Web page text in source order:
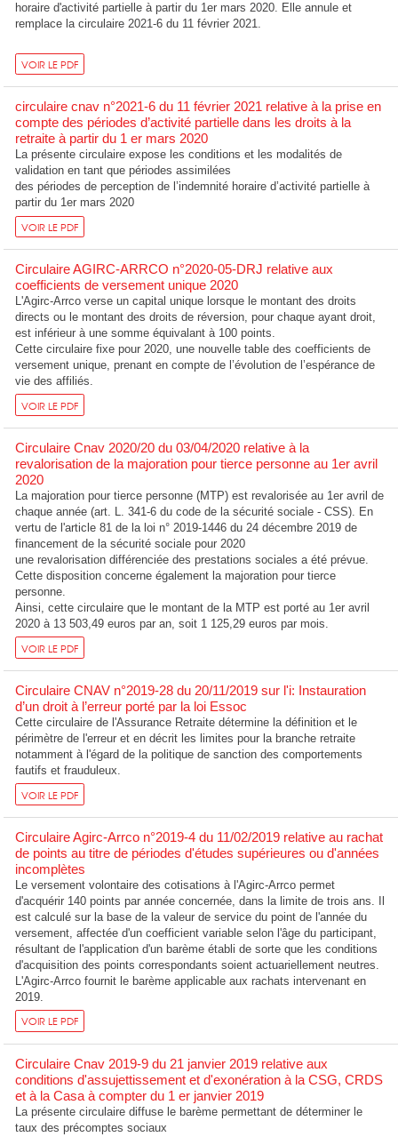
horaire d'activité partielle à partir du 1er mars 2020. Elle annule et
remplace la circulaire 2021-6 du 11 février 2021.
VOIR LE PDF
circulaire cnav n°2021-6 du 11 février 2021 relative à la prise en
compte des périodes d’activité partielle dans les droits à la
retraite à partir du 1 er mars 2020
La présente circulaire expose les conditions et les modalités de
validation en tant que périodes assimilées
des périodes de perception de l’indemnité horaire d’activité partielle à
partir du 1er mars 2020
VOIR LE PDF
Circulaire AGIRC-ARRCO n°2020-05-DRJ relative aux
coefficients de versement unique 2020
L'Agirc-Arrco verse un capital unique lorsque le montant des droits
directs ou le montant des droits de réversion, pour chaque ayant droit,
est inférieur à une somme équivalant à 100 points.
Cette circulaire fixe pour 2020, une nouvelle table des coefficients de
versement unique, prenant en compte de l’évolution de l’espérance de
vie des affiliés.
VOIR LE PDF
Circulaire Cnav 2020/20 du 03/04/2020 relative à la
revalorisation de la majoration pour tierce personne au 1er avril
2020
La majoration pour tierce personne (MTP) est revalorisée au 1er avril de
chaque année (art. L. 341-6 du code de la sécurité sociale - CSS). En
vertu de l'article 81 de la loi n° 2019-1446 du 24 décembre 2019 de
financement de la sécurité sociale pour 2020
une revalorisation différenciée des prestations sociales a été prévue.
Cette disposition concerne également la majoration pour tierce
personne.
Ainsi, cette circulaire que le montant de la MTP est porté au 1er avril
2020 à 13 503,49 euros par an, soit 1 125,29 euros par mois.
VOIR LE PDF
Circulaire CNAV n°2019-28 du 20/11/2019 sur l'i: Instauration
d’un droit à l’erreur porté par la loi Essoc
Cette circulaire de l'Assurance Retraite détermine la définition et le
périmètre de l'erreur et en décrit les limites pour la branche retraite
notamment à l'égard de la politique de sanction des comportements
fautifs et frauduleux.
VOIR LE PDF
Circulaire Agirc-Arrco n°2019-4 du 11/02/2019 relative au rachat
de points au titre de périodes d'études supérieures ou d'années
incomplètes
Le versement volontaire des cotisations à l'Agirc-Arrco permet
d'acquérir 140 points par année concernée, dans la limite de trois ans. Il
est calculé sur la base de la valeur de service du point de l'année du
versement, affectée d'un coefficient variable selon l'âge du participant,
résultant de l'application d'un barème établi de sorte que les conditions
d'acquisition des points correspondants soient actuariellement neutres.
L'Agirc-Arrco fournit le barème applicable aux rachats intervenant en
2019.
VOIR LE PDF
Circulaire Cnav 2019-9 du 21 janvier 2019 relative aux
conditions d'assujettissement et d'exonération à la CSG, CRDS
et à la Casa à compter du 1 er janvier 2019
La présente circulaire diffuse le barème permettant de déterminer le
taux des précomptes sociaux